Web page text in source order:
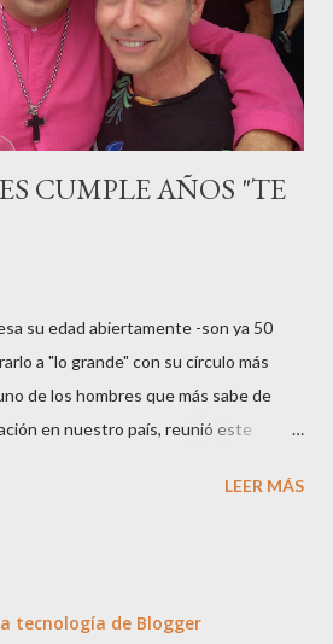
que ha sido padre este año ha
, el top que desfiló en las mejores
CUMPLE AÑOS "TE
su edad abiertamente -son ya 50
a "lo grande" con su círculo más
de los hombres que más sabe de
en nuestro país, reunió este
a lo largo de su vida profesional han
Queremos a Álex tal y como es, con
LEER MÁS
tecnología de Blogger